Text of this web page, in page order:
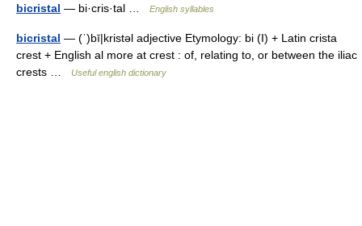
bicristal — bi·cris·tal … English syllables
bicristal — (ˈ)bī|kristəl adjective Etymology: bi (I) + Latin crista
crest + English al more at crest : of, relating to, or between the iliac
crests …
Useful english dictionary